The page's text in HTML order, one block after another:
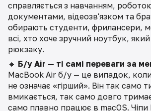
справляється з навчанням,
документами, відеозв'язком та
обирають студенти, фрилансери,
всі, хто хоче зручний ноутбук,
рюкзаку.
🔹 Б/у Air — ті самі переваги за
MacBook Air б/у — це випадок,
не означає «гірший». Він так само
вмикається, так само довго
само плавно працює в macOS. Чіпи